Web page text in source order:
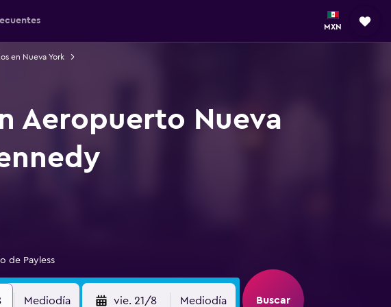
MXN
en Nueva York
Aeropuerto Nueva
de Payless
Mediodía vie. 21/8 Mediodía Buscar